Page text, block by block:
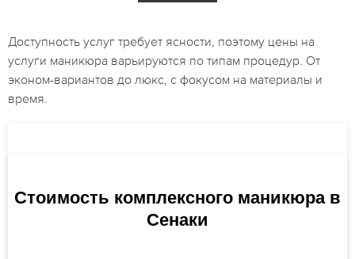
Доступность услуг требует ясности, поэтому цены на
услуги маникюра варьируются по типам процедур. От
эконом-вариантов до люкс, с фокусом на материалы и
время.
Стоимость комплексного маникюра в
Сенаки